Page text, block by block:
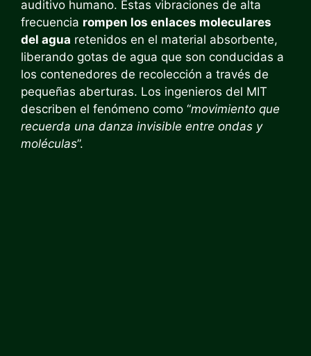
auditivo humano. Estas vibraciones de alta
frecuencia rompen los enlaces moleculares
del agua retenidos en el material absorbente,
liberando gotas de agua que son conducidas a
los contenedores de recolección a través de
pequeñas aberturas. Los ingenieros del MIT
describen el fenómeno como “movimiento que
recuerda una danza invisible entre ondas y
moléculas”.